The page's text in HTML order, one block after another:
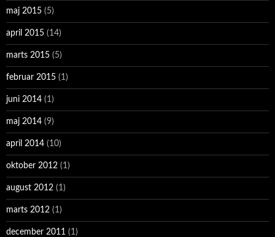
maj 2015 (5)
april 2015 (14)
marts 2015 (5)
februar 2015 (1)
juni 2014 (1)
maj 2014 (9)
april 2014 (10)
oktober 2012 (1)
august 2012 (1)
marts 2012 (1)
december 2011 (1)